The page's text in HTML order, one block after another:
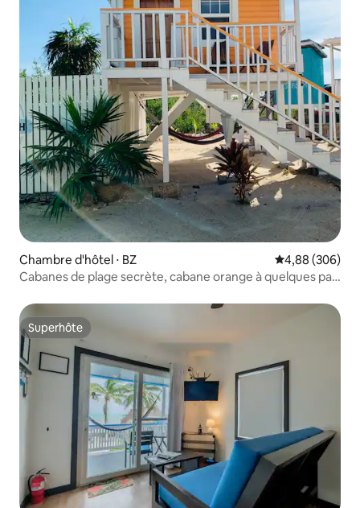
Chambre d'hôtel ⋅ BZ Évaluation
4,88 (306)
Cabanes de plage secrète, cabane orange à quelques pas
Superhôte
Superhôte